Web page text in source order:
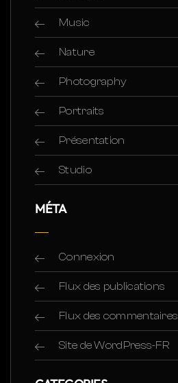
Music
Nature
Photography
Portraits
Présentation
Studio
MÉTA
Connexion
Flux des publications
Flux des commentaires
Site de WordPress-FR